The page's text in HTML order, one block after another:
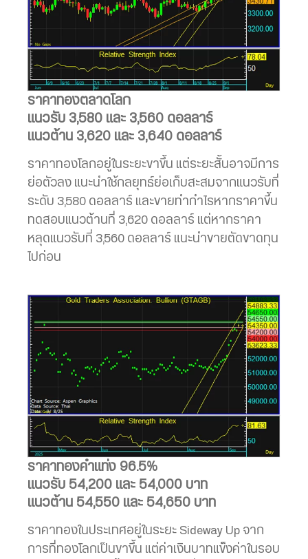
ราคาทองตลาดโลก
แนวรับ 3,580 และ 3,560 ดอลลาร์
แนวต้าน 3,620 และ 3,640 ดอลลาร์
ราคาทองโลกอยู่ในระยะขาขึ้น แต่ระยะสั้นอาจมีการ
ย่อตัวลง แนะนำใช้กลยุทธ์ย่อเก็บสะสมจากแนวรับที่
ระดับ 3,580 ดอลลาร์ และขายทำกำไรหากราคาขึ้น
ทดสอบแนวต้านที่ 3,620 ดอลลาร์ แต่หากราคา
หลุดแนวรับที่ 3,560 ดอลลาร์ แนะนำขายตัดขาดทุน
ไปก่อน
ราคาทองคำแท่ง 96.5%
แนวรับ 54,200 และ 54,000 บาท
แนวต้าน 54,550 และ 54,650 บาท
ราคาทองในประเทศอยู่ในระยะ Sideway Up จาก
การที่ทองโลกเป็นขาขึ้น แต่ค่าเงินบาทแข็งค่าในรอบ